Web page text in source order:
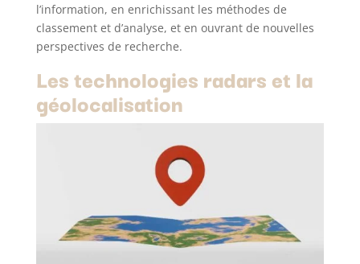
l’information, en enrichissant les méthodes de
classement et d’analyse, et en ouvrant de nouvelles
perspectives de recherche.
Les technologies radars et la
géolocalisation